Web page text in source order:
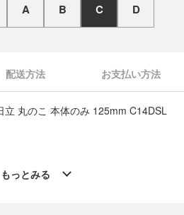
A B C D
配送方法 お支払い方法
立 丸のこ 本体のみ 125mm C14DSL
。
もっとみる